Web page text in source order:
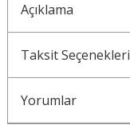
Açıklama
Taksit Seçenekleri
Yorumlar